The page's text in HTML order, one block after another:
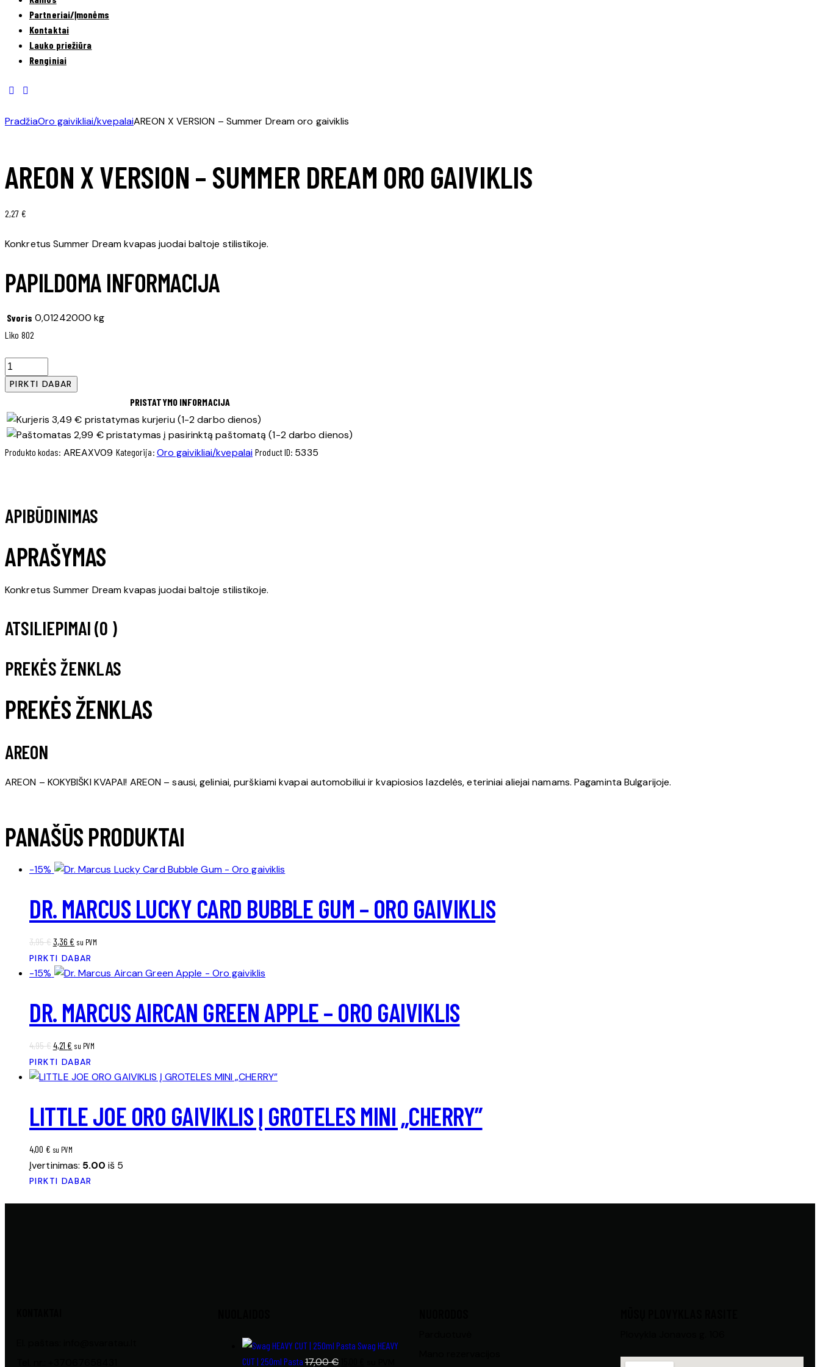
Partneriai/Įmonėms
Kontaktai
Lauko priežiūra
Renginiai
PradžiaOro gaivikliai/kvepalaiAREON X VERSION – Summer Dream oro gaiviklis
AREON X VERSION – SUMMER DREAM ORO GAIVIKLIS
2,27 €
Konkretus Summer Dream kvapas juodai baltoje stilistikoje.
PAPILDOMA INFORMACIJA
Svoris 0,01242000 kg
Liko 802
PIRKTI DABAR
PRISTATYMO INFORMACIJA
3,49 € pristatymas kurjeriu (1-2 darbo dienos)
2,99 € pristatymas į pasirinktą paštomatą (1-2 darbo dienos)
Produkto kodas: AREAXV09 Kategorija: Oro gaivikliai/kvepalai Product ID: 5335
APIBŪDINIMAS
APRAŠYMAS
Konkretus Summer Dream kvapas juodai baltoje stilistikoje.
ATSILIEPIMAI (0 )
PREKĖS ŽENKLAS
PREKĖS ŽENKLAS
AREON
AREON – KOKYBIŠKI KVAPAI! AREON – sausi, geliniai, purškiami kvapai automobiliui ir kvapiosios lazdelės, eteriniai aliejai namams. Pagaminta Bulgarijoje.
PANAŠŪS PRODUKTAI
-15%
DR. MARCUS LUCKY CARD BUBBLE GUM – ORO GAIVIKLIS
3,95€ 3,36€ su PVM
PIRKTI DABAR
-15%
DR. MARCUS AIRCAN GREEN APPLE – ORO GAIVIKLIS
4,95€ 4,21€ su PVM
PIRKTI DABAR
LITTLE JOE ORO GAIVIKLIS Į GROTELES MINI „CHERRY”
4,00 € su PVM
Įvertinimas: 5.00 iš 5
PIRKTI DABAR
Swag HEAVY
CUT | 250ml Pasta 17,00€